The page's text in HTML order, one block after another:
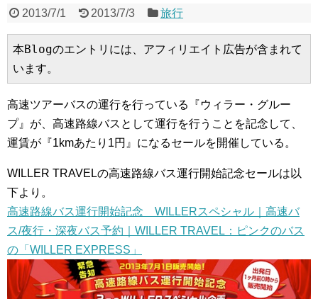
2013/7/1 2013/7/3 旅行
本Blogのエントリには、アフィリエイト広告が含まれて
います。
高速ツアーバスの運行を行っている『ウィラー・グルー
プ』が、高速路線バスとして運行を行うことを記念して、
運賃が『1kmあたり1円』になるセールを開催している。
WILLER TRAVELの高速路線バス運行開始記念セールは以
下より。
高速路線バス運行開始記念 WILLERスペシャル｜高速バ
ス/夜行・深夜バス予約｜WILLER TRAVEL：ピンクのバス
の「WILLER EXPRESS」